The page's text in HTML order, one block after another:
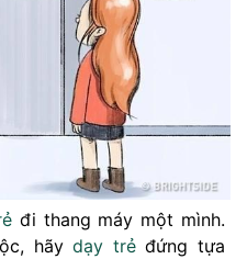
đi thang máy một mình.
hãydạy trẻđứng tựa